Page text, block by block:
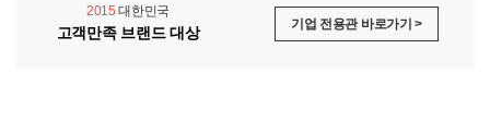
2015 대한민국
고객만족 브랜드 대상 기업 전용관 바로가기 >